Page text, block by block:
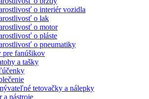
o interiér vozidla
o lak
o motor
o pláste
o pneumatiky
fanúšikov
a tašky
tetovačky a nálepky
a nástroje